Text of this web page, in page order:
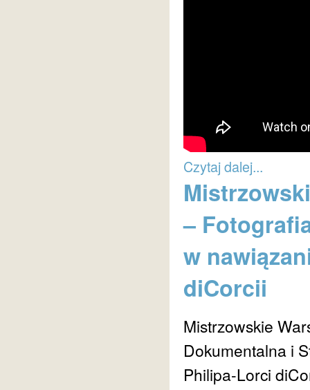
Czytaj dalej...
–
w
diCorcii
Mistrzowskie
Dokumentalna i
Philipa-Lorci